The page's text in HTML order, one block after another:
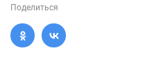
Поделиться